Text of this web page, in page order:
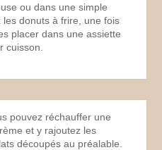
ou dans une simple
donuts à frire, une fois
placer dans une assiette
cuisson.
pouvez réchauffer une
et y rajoutez les
découpés au préalable.